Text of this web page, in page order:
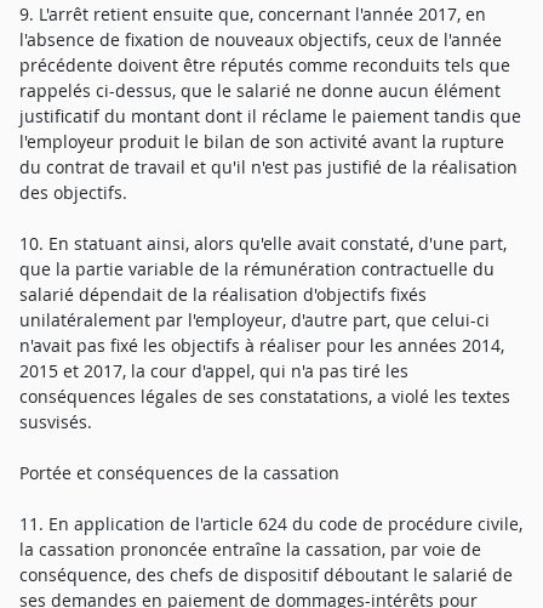
9. L'arrêt retient ensuite que, concernant l'année 2017, en
l'absence de fixation de nouveaux objectifs, ceux de l'année
précédente doivent être réputés comme reconduits tels que
rappelés ci-dessus, que le salarié ne donne aucun élément
justificatif du montant dont il réclame le paiement tandis que
l'employeur produit le bilan de son activité avant la rupture
du contrat de travail et qu'il n'est pas justifié de la réalisation
des objectifs.
10. En statuant ainsi, alors qu'elle avait constaté, d'une part,
que la partie variable de la rémunération contractuelle du
salarié dépendait de la réalisation d'objectifs fixés
unilatéralement par l'employeur, d'autre part, que celui-ci
n'avait pas fixé les objectifs à réaliser pour les années 2014,
2015 et 2017, la cour d'appel, qui n'a pas tiré les
conséquences légales de ses constatations, a violé les textes
susvisés.
Portée et conséquences de la cassation
11. En application de l'article 624 du code de procédure civile,
la cassation prononcée entraîne la cassation, par voie de
conséquence, des chefs de dispositif déboutant le salarié de
ses demandes en paiement de dommages-intérêts pour